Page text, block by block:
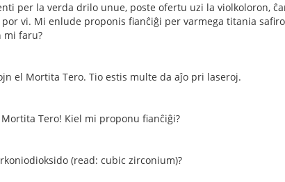
per la verda drilo unue, poste ofertu uzi la violkoloron,
vi. Mi enlude proponis fianĉiĝi per varmega titania
mi faru?
el Mortita Tero. Tio estis multe da aĵo pri laseroj.
Tero! Kiel mi proponu fianĉiĝi?
(read: cubic zirconium)?